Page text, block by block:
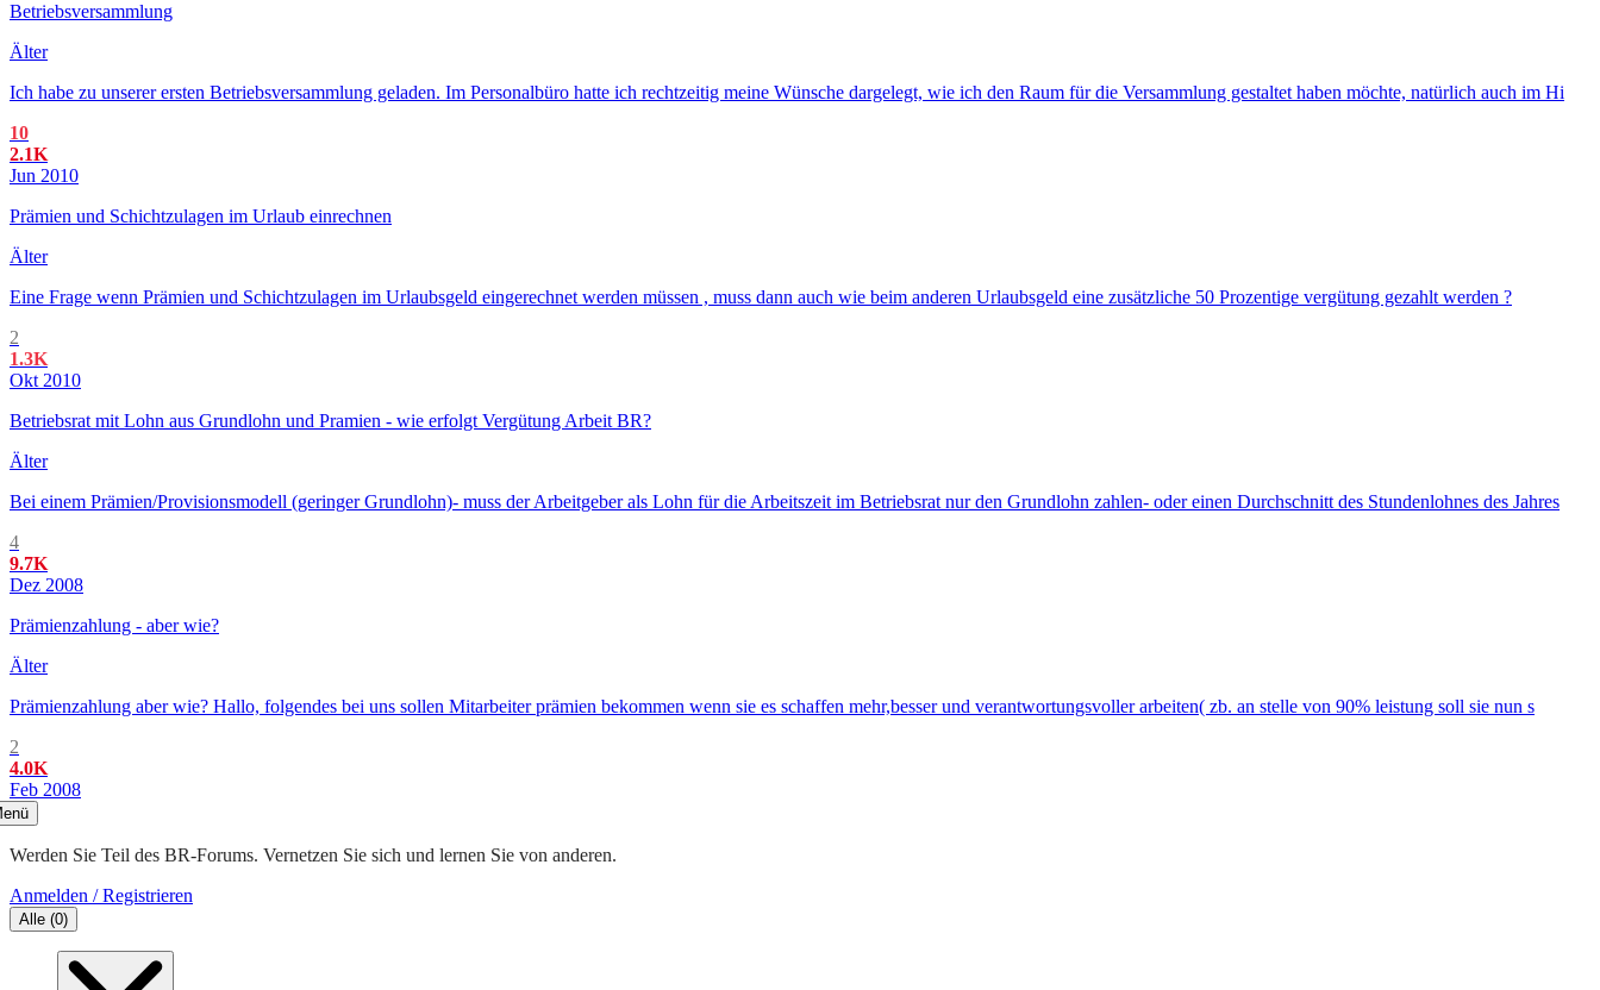
Betriebsversammlung
Älter
Ich habe zu unserer ersten Betriebsversammlung geladen. Im Personalbüro hatte ich rechtzeitig meine Wünsche dargelegt, wie ich den Raum für die Versammlung gestaltet haben möchte, natürlich auch im Hi
10
2.1K
Jun 2010
Prämien und Schichtzulagen im Urlaub einrechnen
Älter
Eine Frage wenn Prämien und Schichtzulagen im Urlaubsgeld eingerechnet werden müssen , muss dann auch wie beim anderen Urlaubsgeld eine zusätzliche 50 Prozentige vergütung gezahlt werden ?
2
1.3K
Okt 2010
Betriebsrat mit Lohn aus Grundlohn und Pramien - wie erfolgt Vergütung Arbeit BR?
Älter
Bei einem Prämien/Provisionsmodell (geringer Grundlohn)- muss der Arbeitgeber als Lohn für die Arbeitszeit im Betriebsrat nur den Grundlohn zahlen- oder einen Durchschnitt des Stundenlohnes des Jahres
4
9.7K
Dez 2008
Prämienzahlung - aber wie?
Älter
Prämienzahlung aber wie? Hallo, folgendes bei uns sollen Mitarbeiter prämien bekommen wenn sie es schaffen mehr,besser und verantwortungsvoller arbeiten( zb. an stelle von 90% leistung soll sie nun s
2
4.0K
Feb 2008
Werden Sie Teil des BR-Forums. Vernetzen Sie sich und lernen Sie von anderen.
Anmelden / Registrieren
Alle (0)